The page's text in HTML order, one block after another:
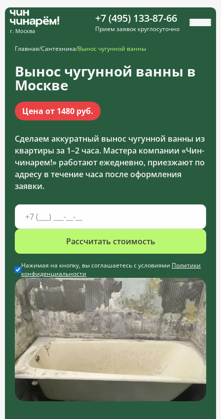
г. Москва
+7 (495) 133-87-66
Прием заявок круглосуточно
Главная/Сантехника/Вынос чугунной ванны
Вынос чугунной ванны в
Москве
Цена от 1480 руб.
Сделаем аккуратный вынос чугунной ванны из
квартиры за 1–2 часа. Мастера компании «Чин-
чинарем!» работают ежедневно, приезжают по
адресу в течение часа после оформления
заявки.
Рассчитать стоимость
Нажимая на кнопку, вы соглашаетесь с условиями Политики
конфиденциальности